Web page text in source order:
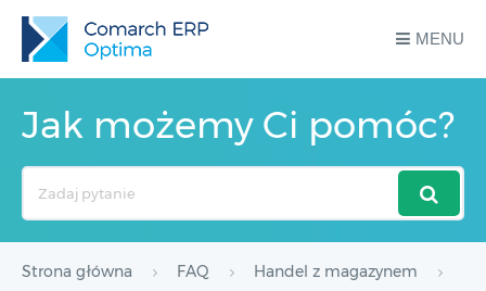
MENU
Jak możemy Ci pomóc?
Strona główna FAQ
Handel z magazynem